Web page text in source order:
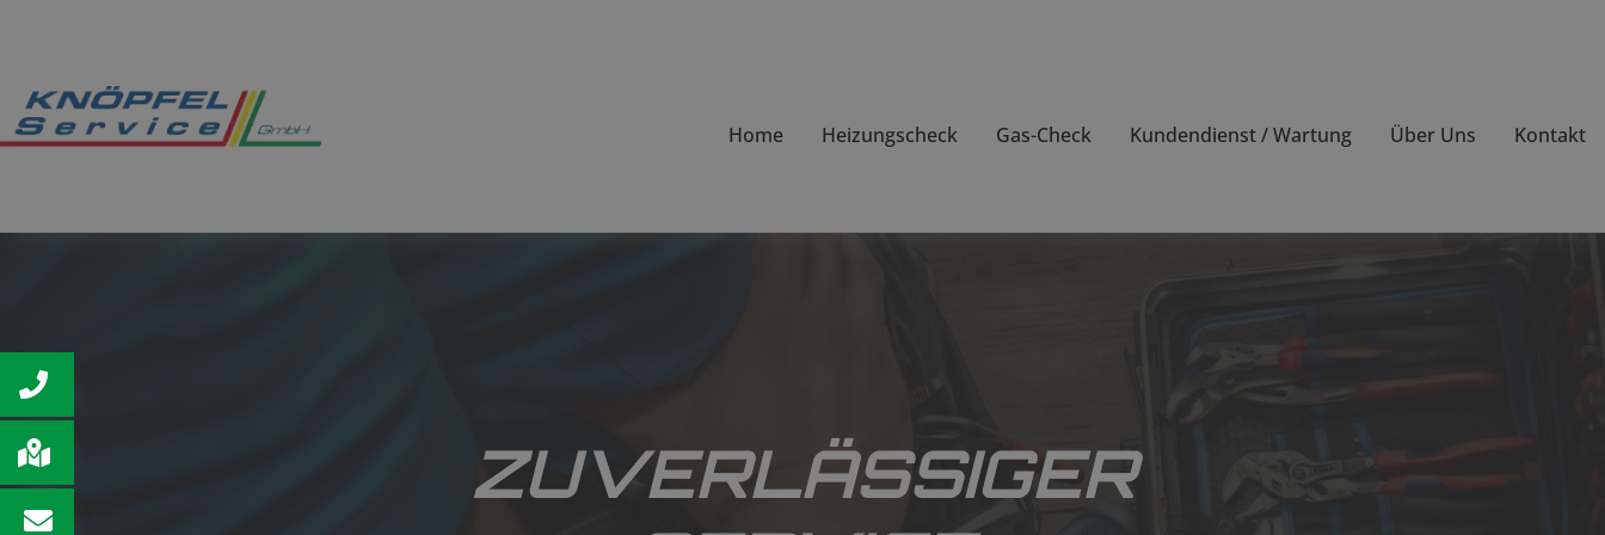
Home Heizungscheck Gas-Check Kundendienst / Wartung Über Uns Kontakt